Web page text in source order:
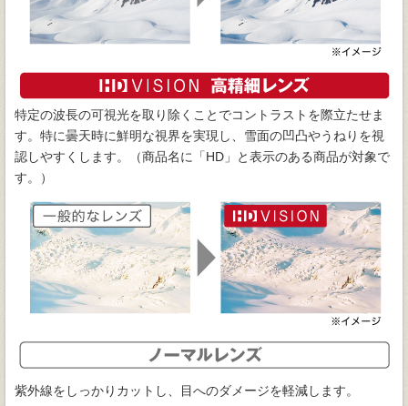
特定の波長の可視光を取り除くことでコントラストを際立たせま
す。特に曇天時に鮮明な視界を実現し、雪面の凹凸やうねりを視
認しやすくします。（商品名に「HD」と表示のある商品が対象で
す。）
紫外線をしっかりカットし、目へのダメージを軽減します。